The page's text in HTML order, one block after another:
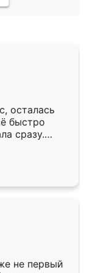
осталась
быстро
сразу.
к
Собрали
даже
не первый